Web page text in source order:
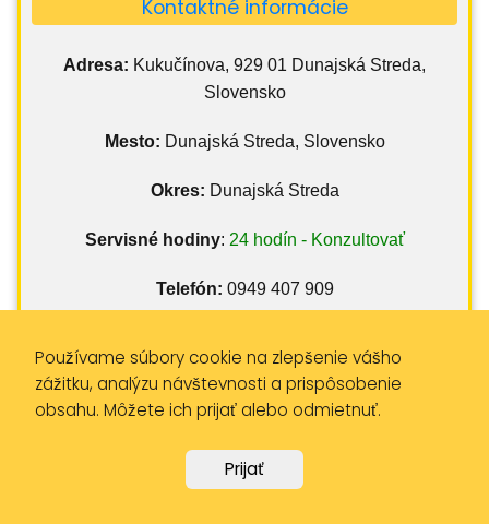
Kontaktné informácie
Adresa: Kukučínova, 929 01 Dunajská Streda,
Slovensko
Mesto: Dunajská Streda, Slovensko
Okres: Dunajská Streda
Servisné hodiny: 24 hodín - Konzultovať
Telefón: 0949 407 909
Stanovište taxi
Používame súbory cookie na zlepšenie vášho
zážitku, analýzu návštevnosti a prispôsobenie
obsahu. Môžete ich prijať alebo odmietnuť.
Prijať